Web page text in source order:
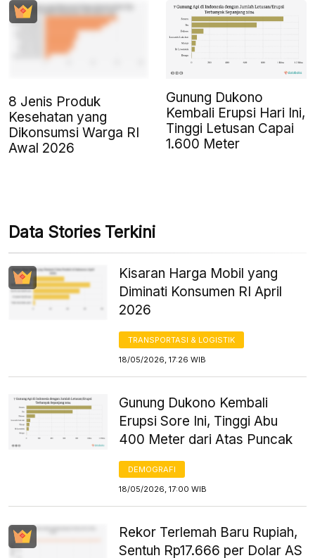
8 Jenis Produk
Kesehatan yang
Dikonsumsi Warga RI
Awal 2026
Gunung Dukono
Kembali Erupsi Hari Ini,
Tinggi Letusan Capai
1.600 Meter
Data Stories Terkini
Kisaran Harga Mobil yang
Diminati Konsumen RI April
2026
TRANSPORTASI & LOGISTIK
18/05/2026, 17:26 WIB
Gunung Dukono Kembali
Erupsi Sore Ini, Tinggi Abu
400 Meter dari Atas Puncak
DEMOGRAFI
18/05/2026, 17:00 WIB
Rekor Terlemah Baru Rupiah,
Sentuh Rp17.666 per Dolar AS